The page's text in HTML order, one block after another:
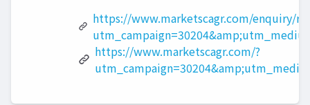
https://www.marketscagr.com/enquiry/
https://www.marketscagr.com/?